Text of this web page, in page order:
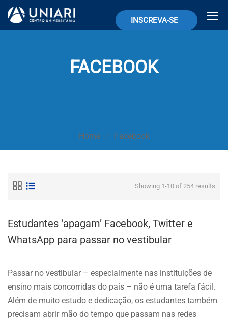
INSCREVA-SE
FACEBOOK
Home Facebook
Showing 1-10 of 254 results
Estudantes ‘apagam’ Facebook, Twitter e
WhatsApp para passar no vestibular
Passar no vestibular – especialmente nas instituições de
ensino mais concorridas do país – não é uma tarefa fácil.
Além de muito estudo e dedicação, os estudantes também
precisam abrir mão do tempo que passam nas redes